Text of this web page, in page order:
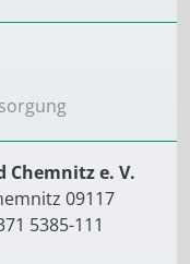
e. V.
09117
5385-111